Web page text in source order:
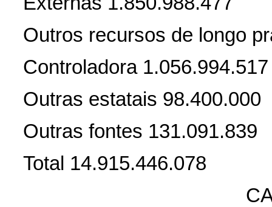
Outros recursos de longo
Controladora 1.056.994.517
Outras estatais 98.400.000
Outras fontes 131.091.839
Total 14.915.446.078